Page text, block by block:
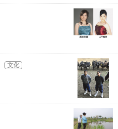
文化